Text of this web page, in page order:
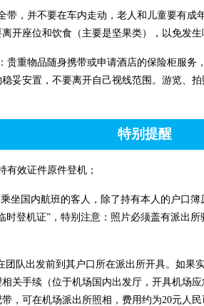
带，并不要在车内走动，老人和儿童要有成
开座位和饮食（主要是坚果类），以免发
贵重物品随身携带或申请酒店的保险柜服务
妥安置，不要离开自己视线范围。游览、
特别提醒
有效证件原件登机；
坐国内航班的客人，除了持有本人的户口
时登机证”，特别注意：照片必须盖有派出
团队出发前到其户口所在派出所开具。如果
关手续（位于机场国内出发厅，开具机场
，可在机场派出所照相，费用约为20元人民